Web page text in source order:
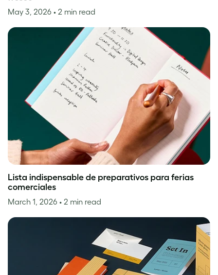
May 3, 2026 • 2 min read
Lista indispensable de preparativos para ferias
comerciales
March 1, 2026 • 2 min read